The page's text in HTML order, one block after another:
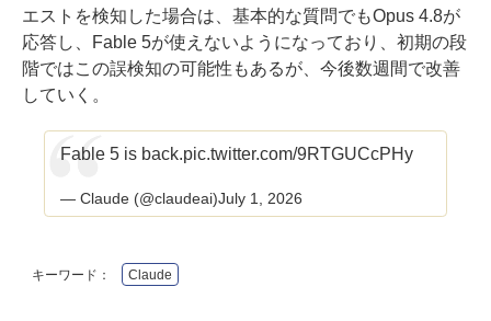
エストを検知した場合は、基本的な質問でもOpus 4.8が
応答し、Fable 5が使えないようになっており、初期の段
階ではこの誤検知の可能性もあるが、今後数週間で改善
していく。
Fable 5 is back.pic.twitter.com/9RTGUCcPHy
— Claude (@claudeai)July 1, 2026
キーワード： Claude